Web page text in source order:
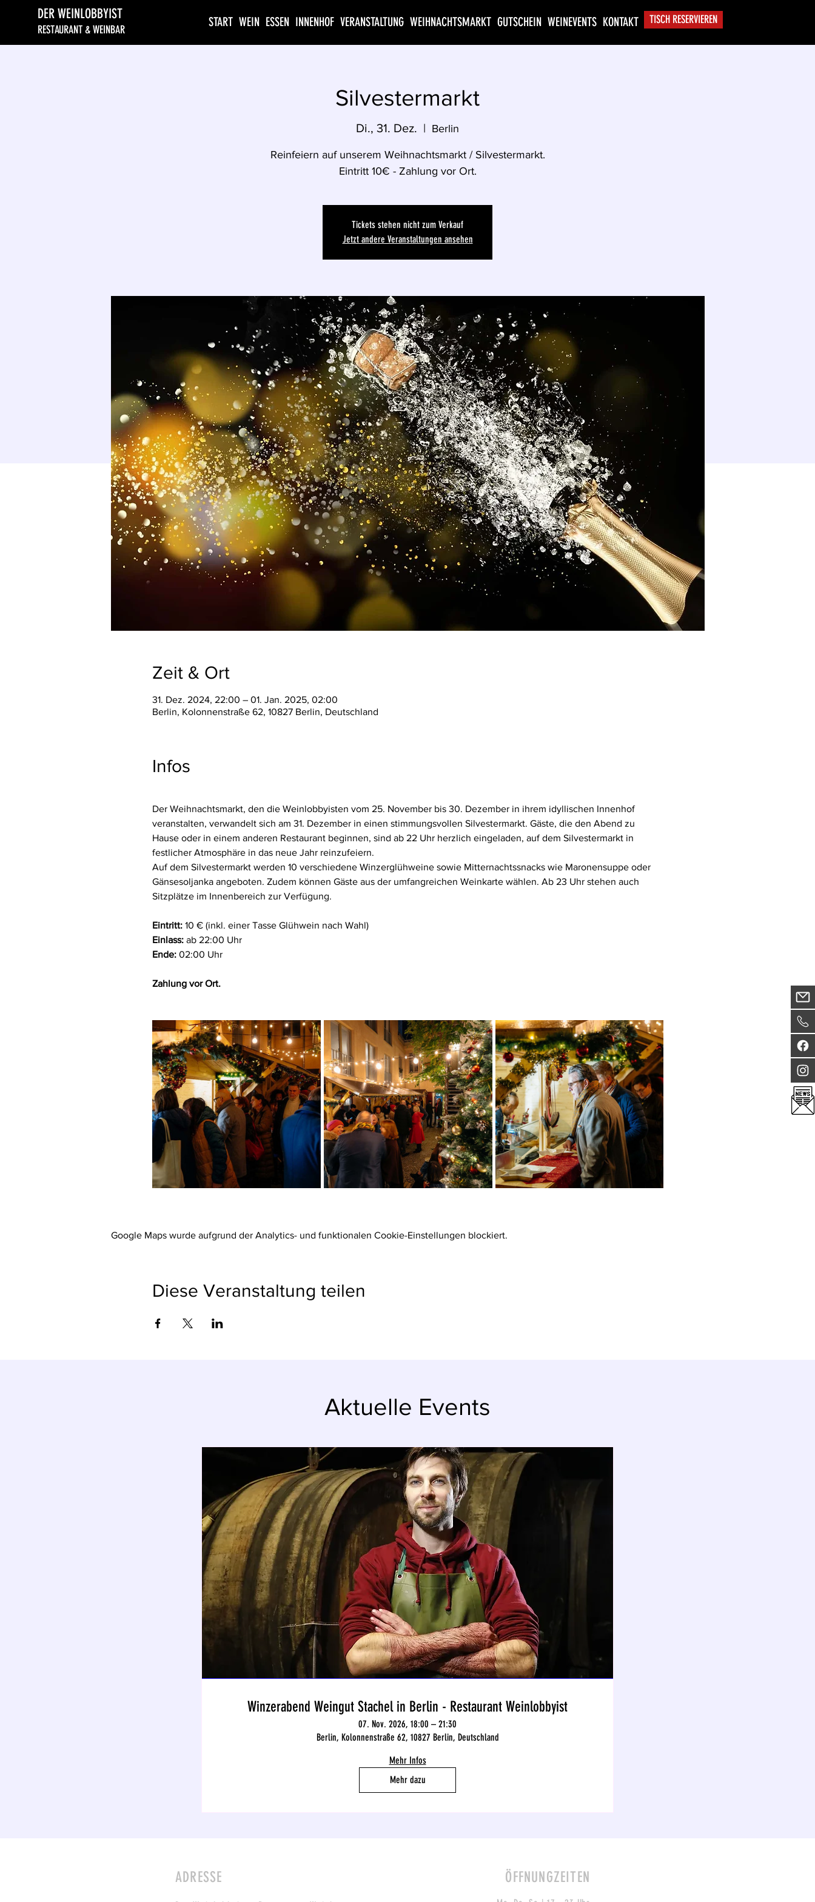
DER WEINLOBBYIST
RESTAURANT & WEINBAR
START WEIN ESSEN INNENHOF VERANSTALTUNG WEIHNACHTSMARKT GUTSCHEIN WEINEVENTS KONTAKT TISCH RESERVIEREN
Silvestermarkt
Di., 31. Dez.
  |
Berlin
Reinfeiern auf unserem Weihnachtsmarkt / Silvestermarkt.
Eintritt 10€ - Zahlung vor Ort.
Tickets stehen nicht zum Verkauf
Jetzt andere Veranstaltungen ansehen
Zeit & Ort
31. Dez. 2024, 22:00 – 01. Jan. 2025, 02:00
Berlin, Kolonnenstraße 62, 10827 Berlin, Deutschland
Infos
Der Weihnachtsmarkt, den die Weinlobbyisten vom 25. November bis 30. Dezember in ihrem idyllischen Innenhof
veranstalten, verwandelt sich am 31. Dezember in einen stimmungsvollen Silvestermarkt. Gäste, die den Abend zu
Hause oder in einem anderen Restaurant beginnen, sind ab 22 Uhr herzlich eingeladen, auf dem Silvestermarkt in
festlicher Atmosphäre in das neue Jahr reinzufeiern.
Auf dem Silvestermarkt werden 10 verschiedene Winzerglühweine sowie Mitternachtssnacks wie Maronensuppe oder
Gänsesoljanka angeboten. Zudem können Gäste aus der umfangreichen Weinkarte wählen. Ab 23 Uhr stehen auch
Sitzplätze im Innenbereich zur Verfügung.
Eintritt: 10 € (inkl. einer Tasse Glühwein nach Wahl)
Einlass: ab 22:00 Uhr
Ende: 02:00 Uhr
Zahlung vor Ort.
Google Maps wurde aufgrund der Analytics- und funktionalen Cookie-Einstellungen blockiert.
Diese Veranstaltung teilen
Aktuelle Events
Winzerabend Weingut Stachel in Berlin - Restaurant Weinlobbyist
07. Nov. 2026, 18:00 – 21:30
Berlin, Kolonnenstraße 62, 10827 Berlin, Deutschland
Mehr Infos
Mehr dazu
ADRESSE ÖFFNUNGZEITEN